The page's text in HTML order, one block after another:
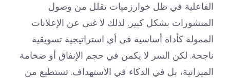
الفاعلية في ظل خوارزميات تقلل من وصول
المنشورات بشكل كبير. لذلك لا غنى عن الإعلانات
الممولة كأداة أساسية في أي استراتيجية تسويقية
ناجحة. لكن السر لا يكمن في حجم الإنفاق أو ضخامة
الميزانية، بل في الذكاء في الاستهداف. تستطيع من